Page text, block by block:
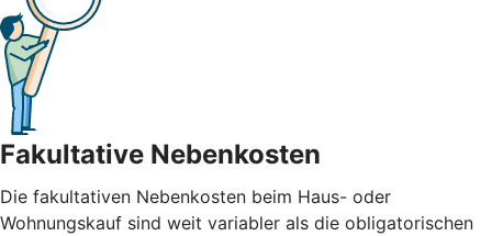
Fakultative Nebenkosten
Die fakultativen Nebenkosten beim Haus- oder
Wohnungskauf sind weit variabler als die obligatorischen